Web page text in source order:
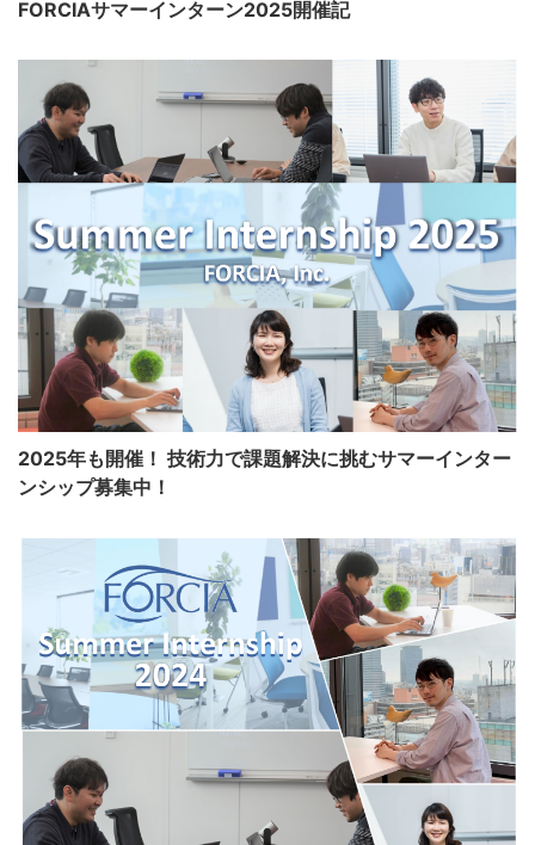
FORCIAサマーインターン2025開催記
2025年も開催！ 技術力で課題解決に挑むサマーインター
ンシップ募集中！